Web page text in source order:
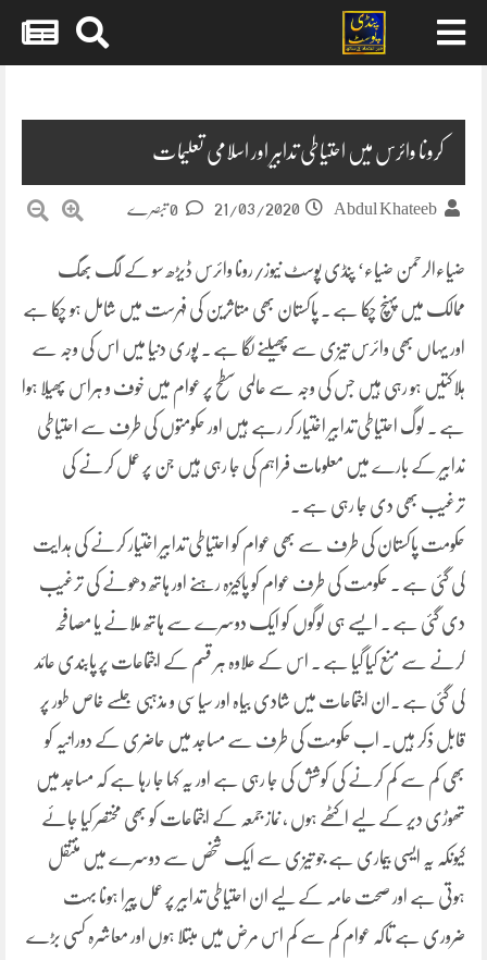
کرونا وائرس میں احتیاطی تدابیر اور اسلامی تعلیمات
Abdul Khateeb
21/03/2020
ضیاءالرحمن ضیاء‘ پنڈی پوسٹ نیوز/رونا وائرس ڈیڑھ سو کے لگ بھگ
ممالک میں پہنچ چکا ہے ۔ پاکستان بھی متاثرین کی فہرست میں شامل ہو چکا ہے
اور یہاں بھی وائرس تیزی سے پھیلنے لگا ہے ۔ پوری دنیا میں اس کی وجہ سے
ہلاکتیں ہو رہی ہیں جس کی وجہ سے عالمی سطح پر عوام میں خوف و ہراس پھیلا ہوا
ہے ۔ لوگ احتیاطی تدابیر اختیار کر رہے ہیں اور حکومتوں کی طرف سے احتیاطی
تدابیر کے بارے میں معلومات فراہم کی جا رہی ہیں جن پر عمل کرنے کی
ترغیب بھی دی جا رہی ہے ۔
حکومت پاکستان کی طرف سے بھی عوام کو احتیاطی تدابیر اختیار کرنے کی ہدایت
کی گئی ہے ۔ حکومت کی طرف عوام کو پاکیزہ رہنے اور ہاتھ دھونے کی ترغیب
دی گئی ہے ۔ ایسے ہی لوگوں کو ایک دوسرے سے ہاتھ ملانے یا مصافحہ
کرنے سے منع کیا گیا ہے ۔ اس کے علاوہ ہر قسم کے اجتماعات پر پابندی عائد
کی گئی ہے ۔ان اجتماعات میں شادی بیاہ اور سیاسی و مذہبی جلسے خاص طور پر
قابل ذکر ہیں۔ اب حکومت کی طرف سے مساجد میں حاضری کے دورانیہ کو
بھی کم سے کم کرنے کی کوشش کی جا رہی ہے اور یہ کہا جا رہا ہے کہ مساجد میں
تھوڑی دیر کے لیے اکٹھے ہوں ، نماز جمعہ کے اجتماعات کو بھی مختصر کیا جائے
کیونکہ یہ ایسی بیماری ہے جو تیزی سے ایک شخص سے دوسرے میں منتقل
ہوتی ہے اور صحت عامہ کے لیے ان احتیاطی تدابیر پر عمل پیرا ہونا بہت
ضروری ہے تاکہ عوام کم سے کم اس مرض میں مبتلا ہوں اور معاشرہ کسی بڑے